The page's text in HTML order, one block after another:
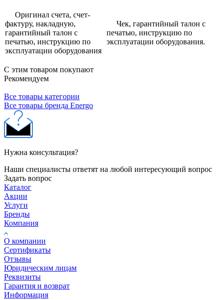
Оригинал счета, счет-
фактуру, накладную,
гарантийный талон с
печатью, инструкцию по
эксплуатации оборудования
Чек, гарантийный талон с
печатью, инструкцию по
эксплуатации оборудования.
С этим товаром покупают
Рекомендуем
Все товары категории
Все товары бренда Energo
Нужна консультация?
Наши специалисты ответят на любой интересующий вопрос
Задать вопрос
Каталог
Акции
Услуги
Бренды
Компания
О компании
Сертификаты
Отзывы
Юридическим лицам
Реквизиты
Гарантия и возврат
Информация